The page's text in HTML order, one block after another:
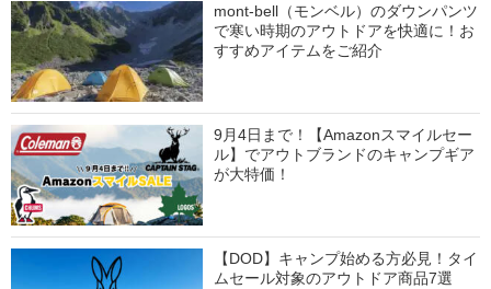
mont-bell（モンベル）のダウンパンツ
で寒い時期のアウトドアを快適に！お
すすめアイテムをご紹介
9月4日まで！【Amazonスマイルセー
ル】でアウトブランドのキャンプギア
が大特価！
【DOD】キャンプ始める方必見！タイ
ムセール対象のアウトドア商品7選